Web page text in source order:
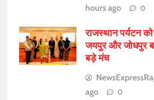
hours ago
0
राजस्थान पर्यटन
जयपुर और जोधपुर
बड़े मंच
ago
0